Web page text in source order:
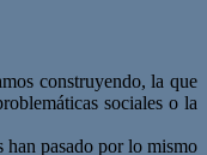
construyendo, la que
sociales o la
han pasado por lo mismo